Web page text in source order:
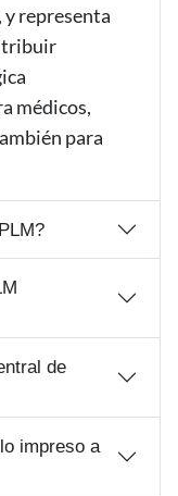
, y representa
médicos,
para
de
impreso a